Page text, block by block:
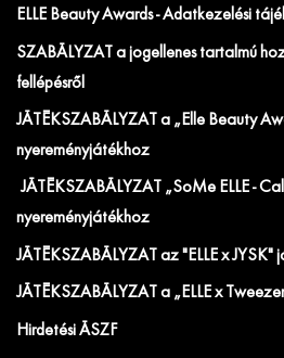
ELLE Beauty Awards - Adatkezelési
SZABÁLYZAT a jogellenes tartalmú
fellépésről
JÁTÉKSZABÁLYZAT a „Elle Beauty
nyereményjátékhoz
JÁTÉKSZABÁLYZAT „SoMe ELLE -
nyereményjátékhoz
JÁTÉKSZABÁLYZAT az "ELLE x JYSK"
JÁTÉKSZABÁLYZAT a „ELLE x
Hirdetési ÁSZF